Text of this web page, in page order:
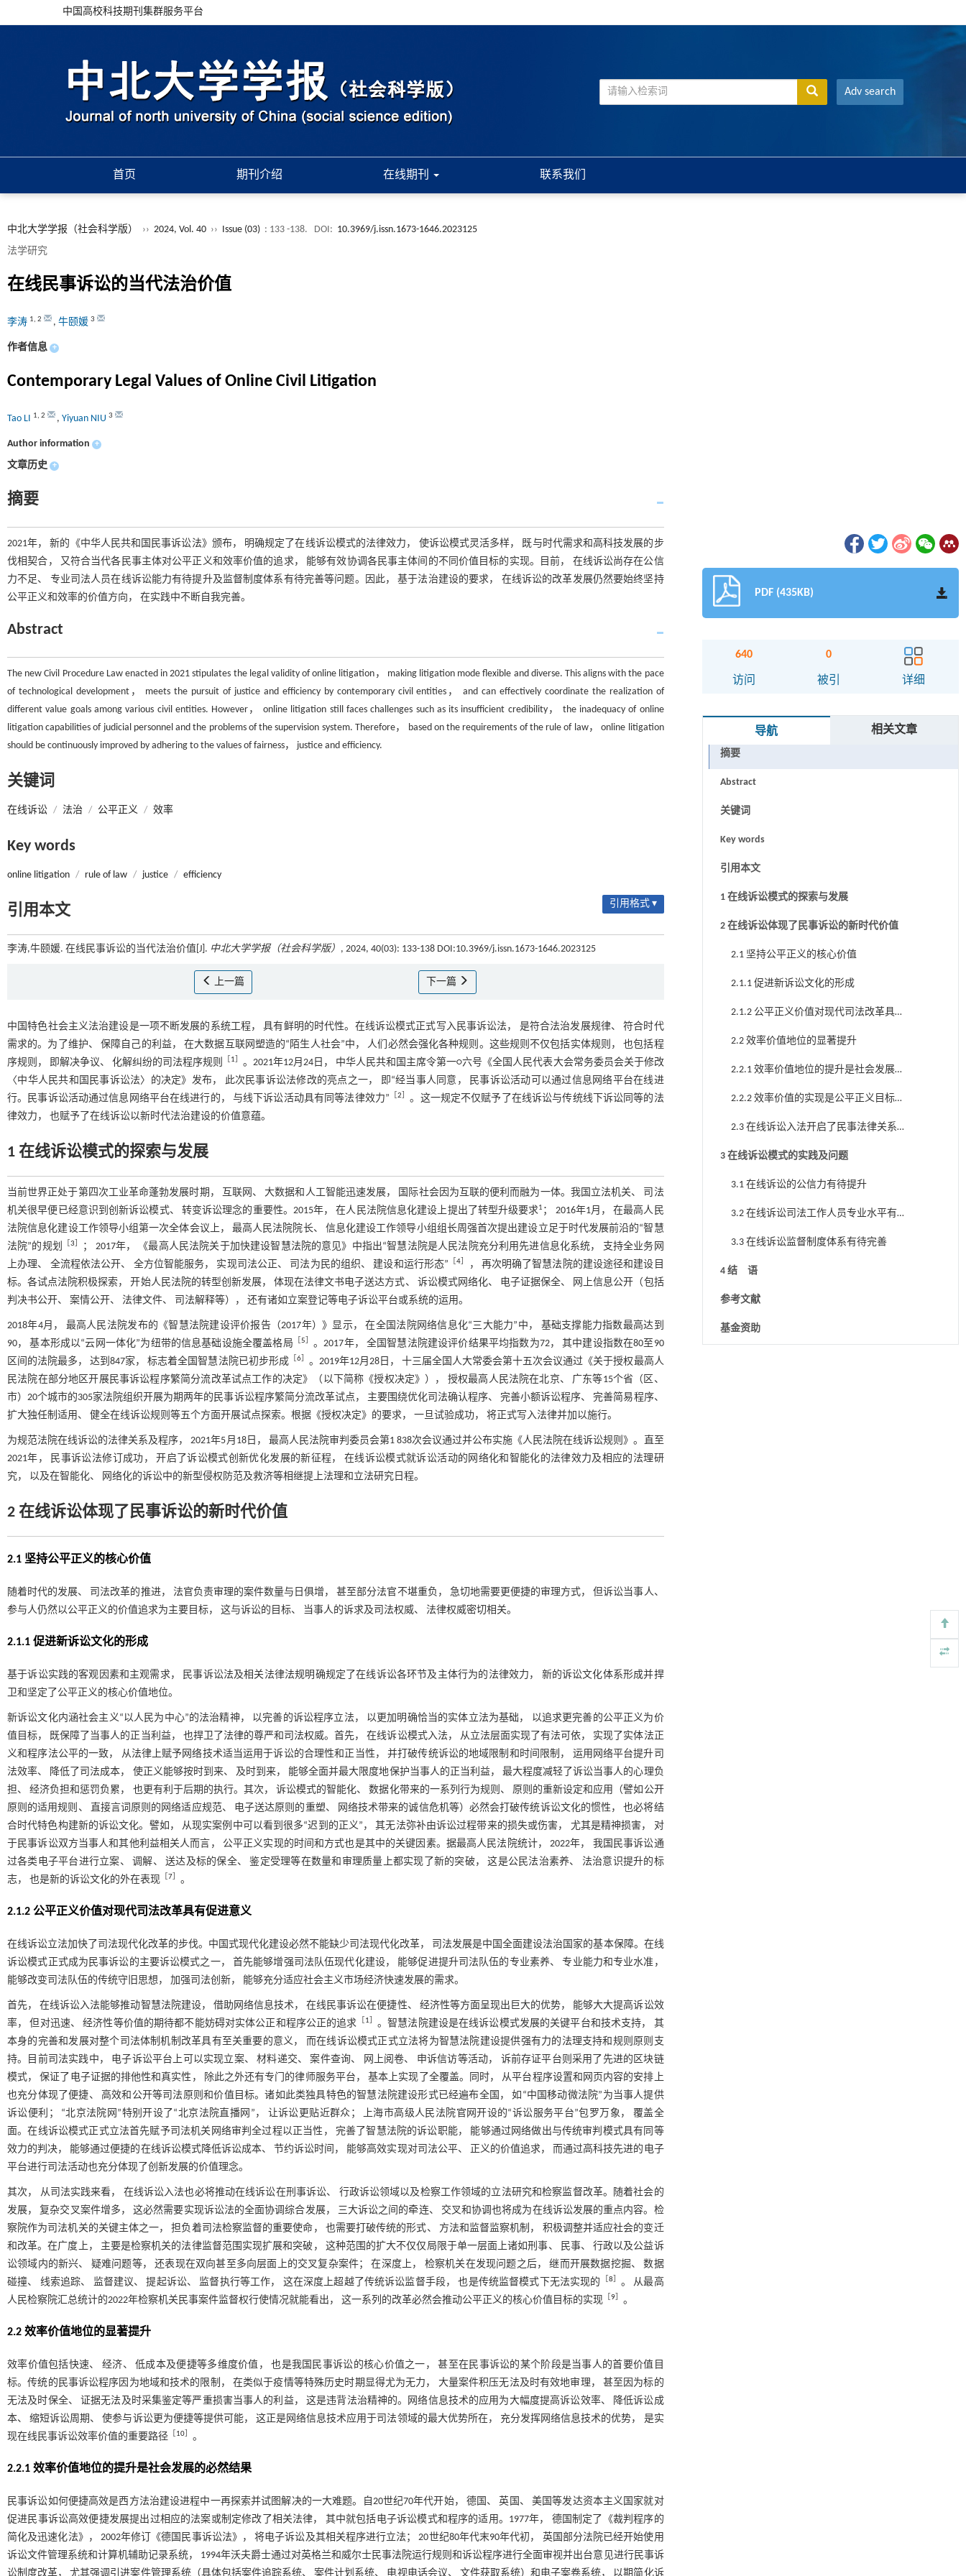
中国高校科技期刊集群服务平台
Adv search
首页 期刊介绍 在线期刊 联系我们
中北大学学报（社会科学版） ›› 2024, Vol. 40 ›› Issue (03) : 133 -138. DOI: 10.3969/j.issn.1673-1646.2023125
法学研究
在线民事诉讼的当代法治价值
李涛 1, 2 , 牛颐媛 3
作者信息 +
Contemporary Legal Values of Online Civil Litigation
Tao LI 1, 2 , Yiyuan NIU 3
Author information +
文章历史 +
摘要
2021年， 新的《中华人民共和国民事诉讼法》颁布， 明确规定了在线诉讼模式的法律效力， 使诉讼模式灵活多样， 既与时代需求和高科技发展的步
伐相契合， 又符合当代各民事主体对公平正义和效率价值的追求， 能够有效协调各民事主体间的不同价值目标的实现。目前， 在线诉讼尚存在公信
力不足、 专业司法人员在线诉讼能力有待提升及监督制度体系有待完善等问题。因此， 基于法治建设的要求， 在线诉讼的改革发展仍然要始终坚持
公平正义和效率的价值方向， 在实践中不断自我完善。
Abstract
The new Civil Procedure Law enacted in 2021 stipulates the legal validity of online litigation， making litigation mode flexible and diverse. This aligns with the pace
of technological development， meets the pursuit of justice and efficiency by contemporary civil entities， and can effectively coordinate the realization of
different value goals among various civil entities. However， online litigation still faces challenges such as its insufficient credibility， the inadequacy of online
litigation capabilities of judicial personnel and the problems of the supervision system. Therefore， based on the requirements of the rule of law， online litigation
should be continuously improved by adhering to the values of fairness， justice and efficiency.
关键词
在线诉讼 / 法治 / 公平正义 / 效率
Key words
online litigation / rule of law / justice / efficiency
引用本文 引用格式 ▾
李涛,牛颐媛. 在线民事诉讼的当代法治价值[J]. 中北大学学报（社会科学版） , 2024, 40(03): 133-138 DOI:10.3969/j.issn.1673-1646.2023125
上一篇 下一篇
中国特色社会主义法治建设是一项不断发展的系统工程， 具有鲜明的时代性。在线诉讼模式正式写入民事诉讼法， 是符合法治发展规律、 符合时代
需求的。为了维护、 保障自己的利益， 在大数据互联网塑造的“陌生人社会”中， 人们必然会强化各种规则。这些规则不仅包括实体规则， 也包括程
序规则， 即解决争议、 化解纠纷的司法程序规则
1
。2021年12月24日， 中华人民共和国主席令第一○六号《全国人民代表大会常务委员会关于修改
〈中华人民共和国民事诉讼法〉的决定》发布， 此次民事诉讼法修改的亮点之一， 即“经当事人同意， 民事诉讼活动可以通过信息网络平台在线进
行。民事诉讼活动通过信息网络平台在线进行的， 与线下诉讼活动具有同等法律效力” ［2
。这一规定不仅赋予了在线诉讼与传统线下诉讼同等的法
律效力， 也赋予了在线诉讼以新时代法治建设的价值意蕴。
1 在线诉讼模式的探索与发展
当前世界正处于第四次工业革命蓬勃发展时期， 互联网、 大数据和人工智能迅速发展， 国际社会因为互联的便利而融为一体。我国立法机关、 司法
机关很早便已经意识到创新诉讼模式、 转变诉讼理念的重要性。2015年， 在人民法院信息化建设上提出了转型升级要求1 ； 2016年1月， 在最高人民
法院信息化建设工作领导小组第一次全体会议上， 最高人民法院院长、 信息化建设工作领导小组组长周强首次提出建设立足于时代发展前沿的“智慧
法院”的规划
［3
； 2017年， 《最高人民法院关于加快建设智慧法院的意见》中指出“智慧法院是人民法院充分利用先进信息化系统， 支持全业务网
上办理、 全流程依法公开、 全方位智能服务， 实现司法公正、 司法为民的组织、 建设和运行形态” ［4
， 再次明确了智慧法院的建设途径和建设目
标。各试点法院积极探索， 开始人民法院的转型创新发展， 体现在法律文书电子送达方式、 诉讼模式网络化、 电子证据保全、 网上信息公开（包括
判决书公开、 案情公开、 法律文件、 司法解释等）， 还有诸如立案登记等电子诉讼平台或系统的运用。
2018年4月， 最高人民法院发布的《智慧法院建设评价报告（2017年）》显示， 在全国法院网络信息化“三大能力”中， 基础支撑能力指数最高达到
90， 基本形成以“云网一体化”为纽带的信息基础设施全覆盖格局
5
。2017年， 全国智慧法院建设评价结果平均指数为72， 其中建设指数在80至90
区间的法院最多， 达到847家， 标志着全国智慧法院已初步形成［ 6］ 。2019年12月28日， 十三届全国人大常委会第十五次会议通过《关于授权最高人
民法院在部分地区开展民事诉讼程序繁简分流改革试点工作的决定》（以下简称《授权决定》）， 授权最高人民法院在北京、 广东等15个省（区、
市）20个城市的305家法院组织开展为期两年的民事诉讼程序繁简分流改革试点， 主要围绕优化司法确认程序、 完善小额诉讼程序、 完善简易程序、
扩大独任制适用、 健全在线诉讼规则等五个方面开展试点探索。根据《授权决定》的要求， 一旦试验成功， 将正式写入法律并加以施行。
为规范法院在线诉讼的法律关系及程序， 2021年5月18日， 最高人民法院审判委员会第1 838次会议通过并公布实施《人民法院在线诉讼规则》。直至
2021年， 民事诉讼法修订成功， 开启了诉讼模式创新优化发展的新征程， 在线诉讼模式就诉讼活动的网络化和智能化的法律效力及相应的法理研
究， 以及在智能化、 网络化的诉讼中的新型侵权防范及救济等相继提上法理和立法研究日程。
2 在线诉讼体现了民事诉讼的新时代价值
2.1 坚持公平正义的核心价值
随着时代的发展、 司法改革的推进， 法官负责审理的案件数量与日俱增， 甚至部分法官不堪重负， 急切地需要更便捷的审理方式， 但诉讼当事人、
参与人仍然以公平正义的价值追求为主要目标， 这与诉讼的目标、 当事人的诉求及司法权威、 法律权威密切相关。
2.1.1 促进新诉讼文化的形成
基于诉讼实践的客观因素和主观需求， 民事诉讼法及相关法律法规明确规定了在线诉讼各环节及主体行为的法律效力， 新的诉讼文化体系形成并捍
卫和坚定了公平正义的核心价值地位。
新诉讼文化内涵社会主义“以人民为中心”的法治精神， 以完善的诉讼程序立法， 以更加明确恰当的实体立法为基础， 以追求更完善的公平正义为价
值目标， 既保障了当事人的正当利益， 也捍卫了法律的尊严和司法权威。首先， 在线诉讼模式入法， 从立法层面实现了有法可依， 实现了实体法正
义和程序法公平的一致， 从法律上赋予网络技术适当运用于诉讼的合理性和正当性， 并打破传统诉讼的地域限制和时间限制， 运用网络平台提升司
法效率、 降低了司法成本， 使正义能够按时到来、 及时到来， 能够全面并最大限度地保护当事人的正当利益， 最大程度减轻了诉讼当事人的心理负
担、 经济负担和惩罚负累， 也更有利于后期的执行。其次， 诉讼模式的智能化、 数据化带来的一系列行为规则、 原则的重新设定和应用（譬如公开
原则的适用规则、 直接言词原则的网络适应规范、 电子送达原则的重塑、 网络技术带来的诚信危机等）必然会打破传统诉讼文化的惯性， 也必将结
合时代特色构建新的诉讼文化。譬如， 从现实案例中可以看到很多“迟到的正义”， 其无法弥补由诉讼过程带来的损失或伤害， 尤其是精神损害， 对
于民事诉讼双方当事人和其他利益相关人而言， 公平正义实现的时间和方式也是其中的关键因素。据最高人民法院统计， 2022年， 我国民事诉讼通
过各类电子平台进行立案、 调解、 送达及标的保全、 鉴定受理等在数量和审理质量上都实现了新的突破， 这是公民法治素养、 法治意识提升的标
志， 也是新的诉讼文化的外在表现
7 。
2.1.2 公平正义价值对现代司法改革具有促进意义
在线诉讼立法加快了司法现代化改革的步伐。中国式现代化建设必然不能缺少司法现代化改革， 司法发展是中国全面建设法治国家的基本保障。在线
诉讼模式正式成为民事诉讼的主要诉讼模式之一， 首先能够增强司法队伍现代化建设， 能够促进提升司法队伍的专业素养、 专业能力和专业水准，
能够改变司法队伍的传统守旧思想， 加强司法创新， 能够充分适应社会主义市场经济快速发展的需求。
首先， 在线诉讼入法能够推动智慧法院建设， 借助网络信息技术， 在线民事诉讼在便捷性、 经济性等方面呈现出巨大的优势， 能够大大提高诉讼效
率， 但对迅速、 经济性等价值的期待都不能妨碍对实体公正和程序公正的追求
1
。智慧法院建设是在线诉讼模式发展的关键平台和技术支持， 其
本身的完善和发展对整个司法体制机制改革具有至关重要的意义， 而在线诉讼模式正式立法将为智慧法院建设提供强有力的法理支持和规则原则支
持。目前司法实践中， 电子诉讼平台上可以实现立案、 材料递交、 案件查询、 网上阅卷、 申诉信访等活动， 诉前存证平台则采用了先进的区块链
模式， 保证了电子证据的排他性和真实性， 除此之外还有专门的律师服务平台， 基本上实现了全覆盖。同时， 从平台程序设置和网页内容的安排上
也充分体现了便捷、 高效和公开等司法原则和价值目标。诸如此类独具特色的智慧法院建设形式已经遍布全国， 如“中国移动微法院”为当事人提供
诉讼便利； “北京法院网”特别开设了“北京法院直播网”， 让诉讼更贴近群众； 上海市高级人民法院官网开设的“诉讼服务平台”包罗万象， 覆盖全
面。在线诉讼模式正式立法首先赋予司法机关网络审判全过程以正当性， 完善了智慧法院的诉讼职能， 能够通过网络做出与传统审判模式具有同等
效力的判决， 能够通过便捷的在线诉讼模式降低诉讼成本、 节约诉讼时间， 能够高效实现对司法公平、 正义的价值追求， 而通过高科技先进的电子
平台进行司法活动也充分体现了创新发展的价值理念。
其次， 从司法实践来看， 在线诉讼入法也必将推动在线诉讼在刑事诉讼、 行政诉讼领域以及检察工作领域的立法研究和检察监督改革。随着社会的
发展， 复杂交叉案件增多， 这必然需要实现诉讼法的全面协调综合发展， 三大诉讼之间的牵连、 交叉和协调也将成为在线诉讼发展的重点内容。检
察院作为司法机关的关键主体之一， 担负着司法检察监督的重要使命， 也需要打破传统的形式、 方法和监督监察机制， 积极调整并适应社会的变迁
和改革。在广度上， 主要是检察机关的法律监督范围实现扩展和突破， 这种范围的扩大不仅仅局限于单一层面上诸如刑事、 民事、 行政以及公益诉
讼领域内的新兴、 疑难问题等， 还表现在双向甚至多向层面上的交叉复杂案件； 在深度上， 检察机关在发现问题之后， 继而开展数据挖掘、 数据
碰撞、 线索追踪、 监督建议、 提起诉讼、 监督执行等工作， 这在深度上超越了传统诉讼监督手段， 也是传统监督模式下无法实现的
8
。 从最高
人民检察院汇总统计的2022年检察机关民事案件监督权行使情况就能看出， 这一系列的改革必然会推动公平正义的核心价值目标的实现
9 。
2.2 效率价值地位的显著提升
效率价值包括快速、 经济、 低成本及便捷等多维度价值， 也是我国民事诉讼的核心价值之一， 甚至在民事诉讼的某个阶段是当事人的首要价值目
标。传统的民事诉讼程序因为地域和技术的限制， 在类似于疫情等特殊历史时期显得尤为无力， 大量案件积压无法及时有效地审理， 甚至因为标的
无法及时保全、 证据无法及时采集鉴定等严重损害当事人的利益， 这是违背法治精神的。网络信息技术的应用为大幅度提高诉讼效率、 降低诉讼成
本、 缩短诉讼周期、 使参与诉讼更为便捷等提供可能， 这正是网络信息技术应用于司法领域的最大优势所在， 充分发挥网络信息技术的优势， 是实
现在线民事诉讼效率价值的重要路径
10 。
2.2.1 效率价值地位的提升是社会发展的必然结果
民事诉讼如何便捷高效是西方法治建设进程中一再探索并试图解决的一大难题。自20世纪70年代开始， 德国、 英国、 美国等发达资本主义国家就对
促进民事诉讼高效便捷发展提出过相应的法案或制定修改了相关法律， 其中就包括电子诉讼模式和程序的适用。1977年， 德国制定了《裁判程序的
简化及迅速化法》， 2002年修订《德国民事诉讼法》， 将电子诉讼及其相关程序进行立法； 20世纪80年代末90年代初， 英国部分法院已经开始使用
诉讼文件管理系统和计算机辅助记录系统， 1994年沃夫爵士通过对英格兰和威尔士民事法院运行规则和诉讼程序进行全面审视并出台意见进行民事诉
讼制度改革， 尤其强调引进案件管理系统（具体包括案件追踪系统、 案件计划系统、 电视电话会议、 文件获取系统）和电子案卷系统， 以期简化诉
PDF (435KB)
640
访问
0
被引 详细
导航 相关文章
摘要
Abstract
关键词
Key words
引用本文
1 在线诉讼模式的探索与发展
2 在线诉讼体现了民事诉讼的新时代价值
2.1 坚持公平正义的核心价值
2.1.1 促进新诉讼文化的形成
2.1.2 公平正义价值对现代司法改革具有
促进意义
2.2 效率价值地位的显著提升
2.2.1 效率价值地位的提升是社会发展的
必然结果
2.2.2 效率价值的实现是公平正义目标的
2.3 在线诉讼入法开启了民事法律关系
的新探索
3 在线诉讼模式的实践及问题
3.1 在线诉讼的公信力有待提升
3.2 在线诉讼司法工作人员专业水平有
待提升
3.3 在线诉讼监督制度体系有待完善
4 结 语
参考文献
基金资助
用于背面供电网络的纯钌n-TSV加工与极致全干